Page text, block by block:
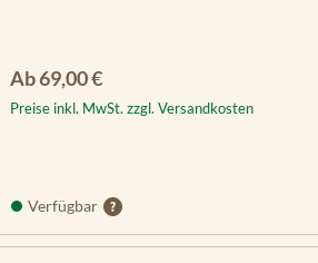
Regulärer Preis:
Ab69,00 €
Preise inkl. MwSt. zzgl. Versandkosten
Verfügbar